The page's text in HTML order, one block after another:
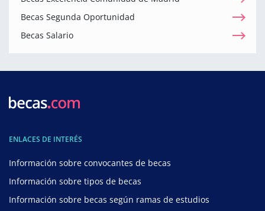
Becas Segunda Oportunidad
Becas Salario
ENLACES DE INTERÉS
Información sobre convocantes de becas
Información sobre tipos de becas
Información sobre becas según ramas de estudios